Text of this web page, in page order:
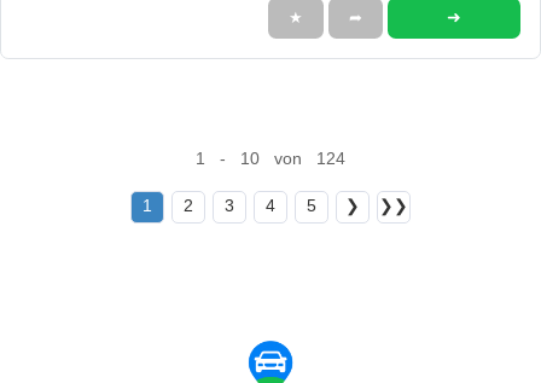
★ ➦ ➜
1 - 10 von 124
1 2 3 4 5 ❯ ❯❯